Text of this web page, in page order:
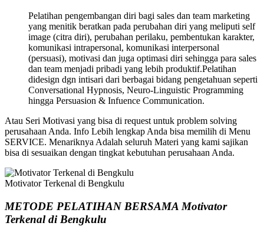
Pelatihan pengembangan diri bagi sales dan team marketing
yang menitik beratkan pada perubahan diri yang meliputi self
image (citra diri), perubahan perilaku, pembentukan karakter,
komunikasi intrapersonal, komunikasi interpersonal
(persuasi), motivasi dan juga optimasi diri sehingga para sales
dan team menjadi pribadi yang lebih produktif.Pelatihan
didesign dgn intisari dari berbagai bidang pengetahuan seperti
Conversational Hypnosis, Neuro-Linguistic Programming
hingga Persuasion & Infuence Communication.
Atau Seri Motivasi yang bisa di request untuk problem solving
perusahaan Anda. Info Lebih lengkap Anda bisa memilih di Menu
SERVICE. Menariknya Adalah seluruh Materi yang kami sajikan
bisa di sesuaikan dengan tingkat kebutuhan perusahaan Anda.
Motivator Terkenal di Bengkulu
METODE PELATIHAN BERSAMA Motivator
Terkenal di Bengkulu